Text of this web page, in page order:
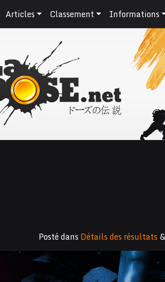
Articles Classement Informations
Posté dansDétails des résultats